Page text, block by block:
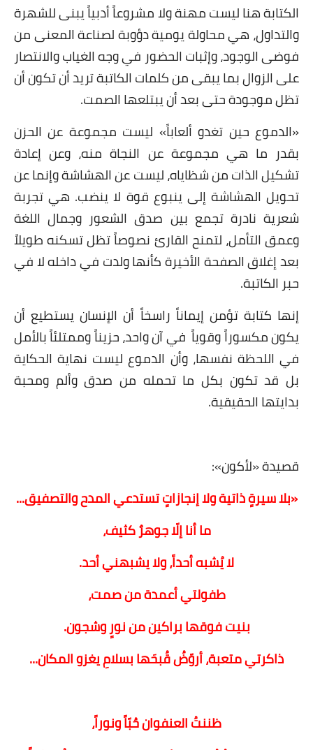
الكتابة هنا ليست مهنة ولا مشروعاً أدبياً يبنى للشهرة
والتداول، هي محاولة يومية دؤوبة لصناعة المعنى من
فوضى الوجود، وإثبات الحضور في وجه الغياب والانتصار
على الزوال بما يبقى من كلمات الكاتبة تريد أن تكون أن
تظل موجودة حتى بعد أن يبتلعها الصمت.
«الدموع حين تغدو ألعاباً» ليست مجموعة عن الحزن
بقدر ما هي مجموعة عن النجاة منه، وعن إعادة
تشكيل الذات من شظاياه، ليست عن الهشاشة وإنما عن
تحويل الهشاشة إلى ينبوع قوة لا ينضب. هي تجربة
شعرية نادرة تجمع بين صدق الشعور وجمال اللغة
وعمق التأمل، لتمنح القارئ نصوصاً تظل تسكنه طويلاً
بعد إغلاق الصفحة الأخيرة كأنها ولدت في داخله لا في
حبر الكاتبة.
إنها كتابة تؤمن إيماناً راسخاً أن الإنسان يستطيع أن
يكون مكسوراً وقوياً في آن واحد، حزيناً وممتلئاً بالأمل
في اللحظة نفسها، وأن الدموع ليست نهاية الحكاية
بل قد تكون بكل ما تحمله من صدق وألم ومحبة
بدايتها الحقيقية.
قصيدة «لأكون»:
«بلا سيرةٍ ذاتية ولا إنجازاتٍ تستدعي المدح والتصفيق...
ما أنا إلّا جوهرٌ كثيف،
لا يُشبه أحداً، ولا يشبهني أحد.
طفولتي أعمدة من صمت،
بنيت فوقها براكين من نورٍ وشجون.
ذاكرتي متعبة، أروّضُ قُبحَها بسلامِ يغزو المكان...
ظننتُ العنفوان حُبّاً ونوراً،